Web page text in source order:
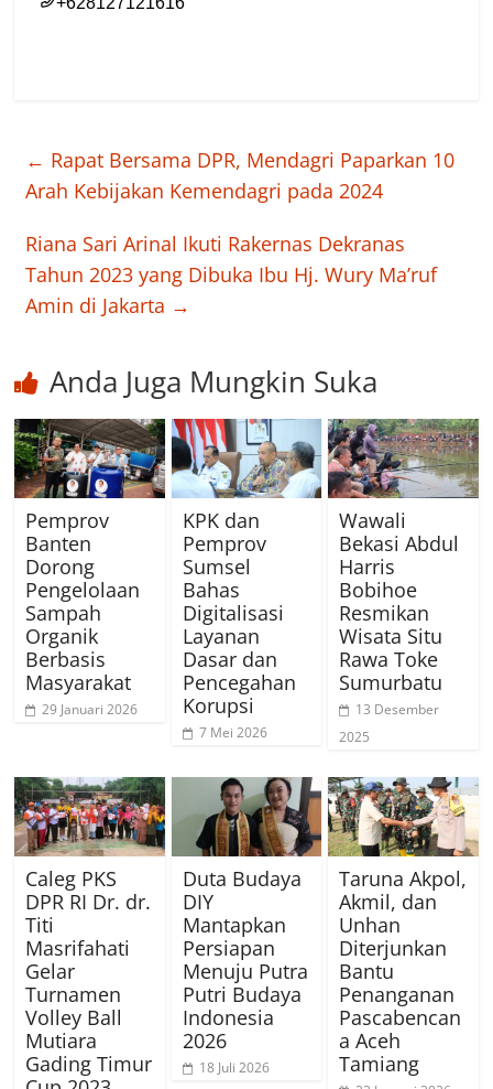
← Rapat Bersama DPR, Mendagri Paparkan 10
Arah Kebijakan Kemendagri pada 2024
Riana Sari Arinal Ikuti Rakernas Dekranas
Tahun 2023 yang Dibuka Ibu Hj. Wury Ma’ruf
Amin di Jakarta →
Anda Juga Mungkin Suka
Pemprov
Banten
Dorong
Pengelolaan
Sampah
Organik
Berbasis
Masyarakat
29 Januari 2026
KPK dan
Pemprov
Sumsel
Bahas
Digitalisasi
Layanan
Dasar dan
Pencegahan
Korupsi
7 Mei 2026
Wawali
Bekasi Abdul
Harris
Bobihoe
Resmikan
Wisata Situ
Rawa Toke
Sumurbatu
13 Desember
2025
Caleg PKS
DPR RI Dr. dr.
Titi
Masrifahati
Gelar
Turnamen
Volley Ball
Mutiara
Gading Timur
Duta Budaya
DIY
Mantapkan
Persiapan
Menuju Putra
Putri Budaya
Indonesia
2026
18 Juli 2026
Taruna Akpol,
Akmil, dan
Unhan
Diterjunkan
Bantu
Penanganan
Pascabencan
a Aceh
Tamiang